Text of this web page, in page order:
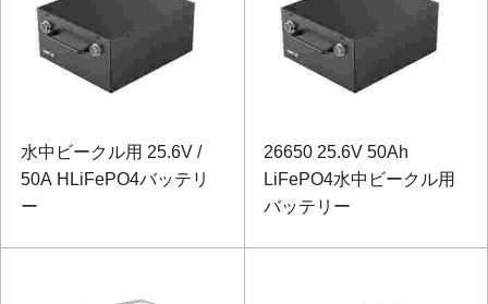
水中ビークル用 25.6V /
50A HLiFePO4バッテリ
ー
26650 25.6V 50Ah
LiFePO4水中ビークル用
バッテリー